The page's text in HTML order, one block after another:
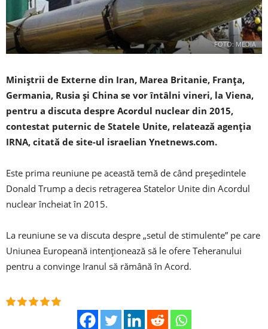
FOTO: MEDIA
Miniştrii de Externe din Iran, Marea Britanie, Franţa,
Germania, Rusia şi China se vor întâlni vineri, la Viena,
pentru a discuta despre Acordul nuclear din 2015,
contestat puternic de Statele Unite, relatează agenţia
IRNA, citată de site-ul israelian Ynetnews.com.
Este prima reuniune pe această temă de când preşedintele
Donald Trump a decis retragerea Statelor Unite din Acordul
nuclear încheiat în 2015.
La reuniune se va discuta despre „setul de stimulente” pe care
Uniunea Europeană intenţionează să le ofere Teheranului
pentru a convinge Iranul să rămână în Acord.